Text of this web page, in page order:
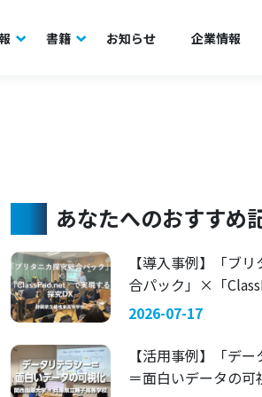
書籍 お知らせ 企業情報
あなたへのおすすめ
【導入事例】「ブ
合パック」×「
実現する探究DX 〜
2026-07-17
【活用事例】「デ
＝面白いデータの可